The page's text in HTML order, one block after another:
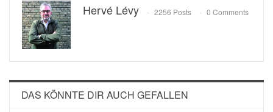
Hervé Lévy 2256 Posts 0 Comments
DAS KÖNNTE DIR AUCH GEFALLEN